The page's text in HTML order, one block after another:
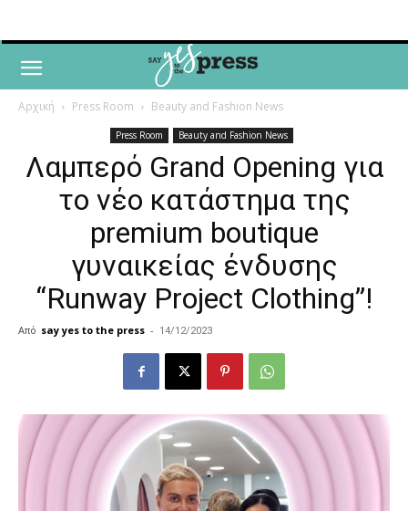
Αρχική Press Room Beauty and Fashion News
Press Room Beauty and Fashion News
Λαμπερό Grand Opening για
το νέο κατάστημα της
premium boutique
γυναικείας ένδυσης
“Runway Project Clothing”!
Από say yes to the press - 14/12/2023